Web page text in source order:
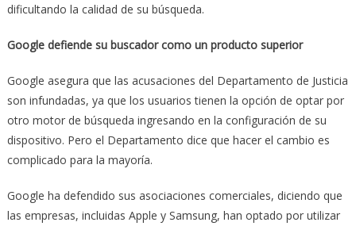
dificultando la calidad de su búsqueda.
Google defiende su buscador como un producto superior
Google asegura que las acusaciones del Departamento de Justicia
son infundadas, ya que los usuarios tienen la opción de optar por
otro motor de búsqueda ingresando en la configuración de su
dispositivo. Pero el Departamento dice que hacer el cambio es
complicado para la mayoría.
Google ha defendido sus asociaciones comerciales, diciendo que
las empresas, incluidas Apple y Samsung, han optado por utilizar